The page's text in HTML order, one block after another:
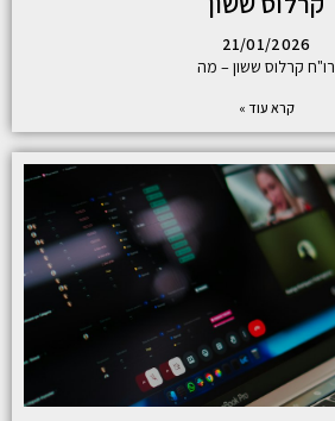
21/01/2026
רו"ח קרלוס ששון – מה
קרא עוד »